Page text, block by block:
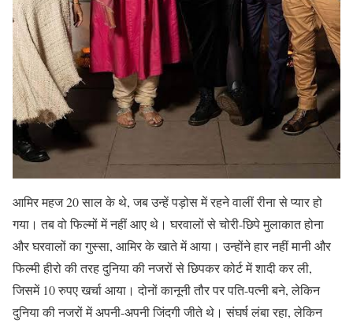
आमिर महज 20 साल के थे, जब उन्हें पड़ोस में रहने वालीं रीना से प्यार हो
गया। तब वो फिल्मों में नहीं आए थे। घरवालों से चोरी-छिपे मुलाकात होना
और घरवालों का गुस्सा, आमिर के खाते में आया। उन्होंने हार नहीं मानी और
फिल्मी हीरो की तरह दुनिया की नजरों से छिपकर कोर्ट में शादी कर ली,
जिसमें 10 रुपए खर्चा आया। दोनों कानूनी तौर पर पति-पत्नी बने, लेकिन
दुनिया की नजरों में अपनी-अपनी जिंदगी जीते थे। संघर्ष लंबा रहा, लेकिन